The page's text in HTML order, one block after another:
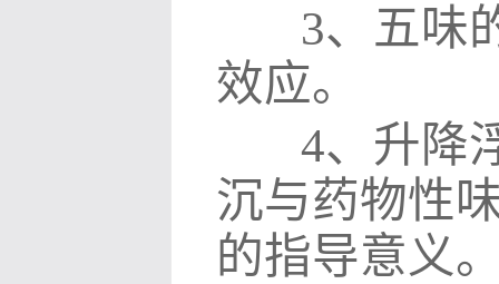
3、五味
效应。
4、升降
沉与药物性
的指导意义